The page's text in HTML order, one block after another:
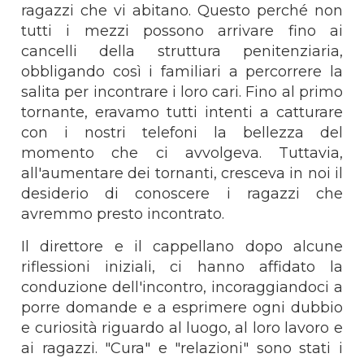
ragazzi che vi abitano. Questo perché non
tutti i mezzi possono arrivare fino ai
cancelli della struttura penitenziaria,
obbligando così i familiari a percorrere la
salita per incontrare i loro cari. Fino al primo
tornante, eravamo tutti intenti a catturare
con i nostri telefoni la bellezza del
momento che ci avvolgeva. Tuttavia,
all'aumentare dei tornanti, cresceva in noi il
desiderio di conoscere i ragazzi che
avremmo presto incontrato.
Il direttore e il cappellano dopo alcune
riflessioni iniziali, ci hanno affidato la
conduzione dell'incontro, incoraggiandoci a
porre domande e a esprimere ogni dubbio
e curiosità riguardo al luogo, al loro lavoro e
ai ragazzi. "Cura" e "relazioni" sono stati i